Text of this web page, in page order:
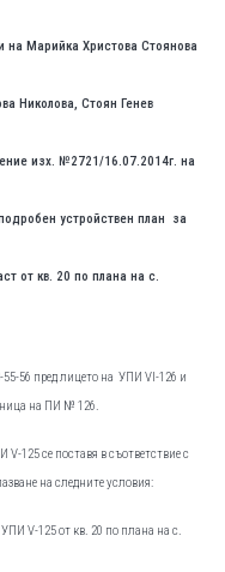
Марийка Христова Стоянова
Николова, Стоян Генев
изх. №2721/16.07.2014г. на
устройствен план за
от кв. 20 по плана на с.
56 пред лицето на УПИ VІ-126 и
на ПИ № 126.
125 се поставя в съответствие с
на следните условия:
V-125 от кв. 20 по плана на с.